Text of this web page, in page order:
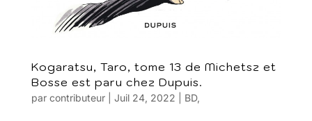
Kogaratsu, Taro, tome 13 de Michetsz et
Bosse est paru chez Dupuis.
par contributeur| Juil 24, 2022 BD,